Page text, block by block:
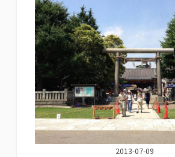
2013-07-09